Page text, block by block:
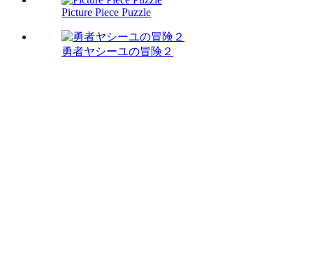
Picture Piece Puzzle
勇者ヤシーユの冒険２